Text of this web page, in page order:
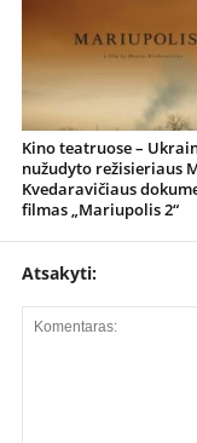
Kino teatruose –
nužudyto režisieriaus
Kvedaravičiaus
filmas „Mariupolis 2“
Atsakyti: